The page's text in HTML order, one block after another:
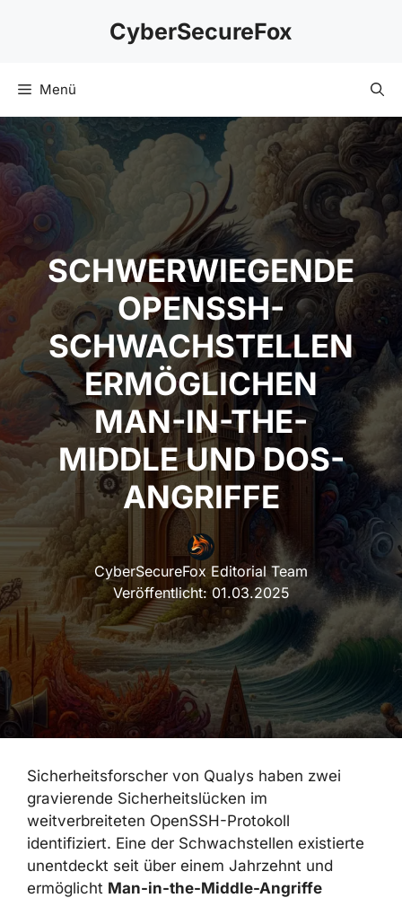
CyberSecureFox
Menü
SCHWERWIEGENDE
OPENSSH-
SCHWACHSTELLEN
ERMÖGLICHEN
MAN-IN-THE-
MIDDLE UND DOS-
ANGRIFFE
CyberSecureFox Editorial Team
Veröffentlicht:01.03.2025
Sicherheitsforscher von Qualys haben zwei
gravierende Sicherheitslücken im
weitverbreiteten OpenSSH-Protokoll
identifiziert. Eine der Schwachstellen existierte
unentdeckt seit über einem Jahrzehnt und
ermöglicht Man-in-the-Middle-Angriffe